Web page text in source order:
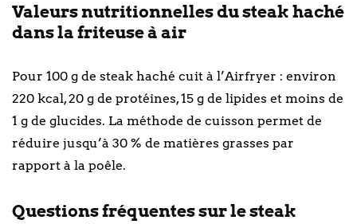
Valeurs nutritionnelles du steak haché
dans la friteuse à air
Pour 100 g de steak haché cuit à l’Airfryer : environ
220 kcal, 20 g de protéines, 15 g de lipides et moins de
1 g de glucides. La méthode de cuisson permet de
réduire jusqu’à 30 % de matières grasses par
rapport à la poêle.
Questions fréquentes sur le steak